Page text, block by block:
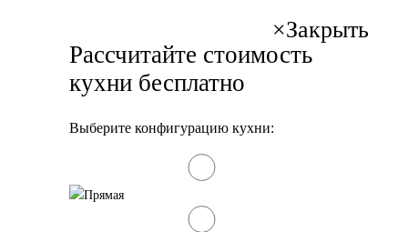
×Закрыть
Рассчитайте стоимость
кухни бесплатно
Выберите конфигурацию кухни:
Прямая